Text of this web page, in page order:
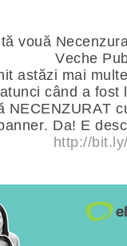
vouă
Veche
astăzi mai
când a fost
NECENZURAT
Da! E
http://